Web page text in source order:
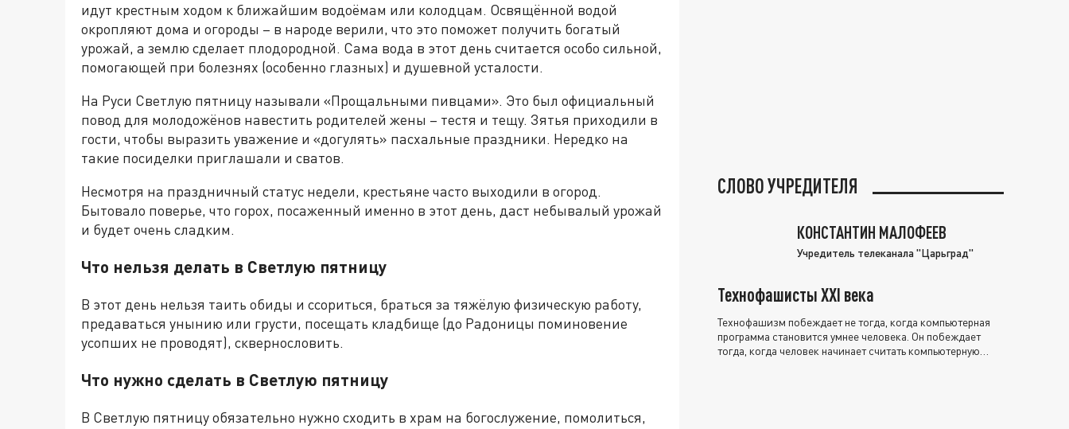
идут крестным ходом к ближайшим водоёмам или колодцам. Освящённой водой
окропляют дома и огороды – в народе верили, что это поможет получить богатый
урожай, а землю сделает плодородной. Сама вода в этот день считается особо сильной,
помогающей при болезнях (особенно глазных) и душевной усталости.
На Руси Светлую пятницу называли «Прощальными пивцами». Это был официальный
повод для молодожёнов навестить родителей жены – тестя и тещу. Зятья приходили в
гости, чтобы выразить уважение и «догулять» пасхальные праздники. Нередко на
такие посиделки приглашали и сватов.
Несмотря на праздничный статус недели, крестьяне часто выходили в огород.
Бытовало поверье, что горох, посаженный именно в этот день, даст небывалый урожай
и будет очень сладким.
Что нельзя делать в Светлую пятницу
В этот день нельзя таить обиды и ссориться, браться за тяжёлую физическую работу,
предаваться унынию или грусти, посещать кладбище (до Радоницы поминовение
усопших не проводят), сквернословить.
Что нужно сделать в Светлую пятницу
В Светлую пятницу обязательно нужно сходить в храм на богослужение, помолиться,
СЛОВО УЧРЕДИТЕЛЯ
КОНСТАНТИН МАЛОФЕЕВ
Учредитель телеканала "Царьград"
Технофашисты XXI века
Технофашизм побеждает не тогда, когда компьютерная
программа становится умнее человека. Он побеждает
тогда, когда человек начинает считать компьютерную